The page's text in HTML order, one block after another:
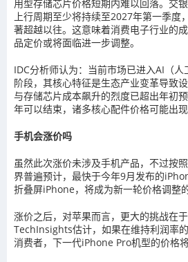
用型存储芯片价格短期内难以回落。交
上行周期至少将持续至2027年第一季度
著超越以往。这意味着消费电子行业的
品定价或将面临进一步调整。
IDC分析师认为：当前市场已进入AI（
阶段，其核心特征是生态产业变革导致
与存储芯片成本飙升的烈度已超出年初
年可以结束，诸多核心配件价格可能出现
手机会涨价吗
虽然此次涨价未涉及手机产品，不过按
界普遍预计，最快于今年9月发布的
折叠屏iPhone，将成为新一轮价格调整
涨价之后，对苹果而言，更大的挑战在
TechInsights估计，如果在维持利润率
消费者，下一代iPhone Pro机型的价格